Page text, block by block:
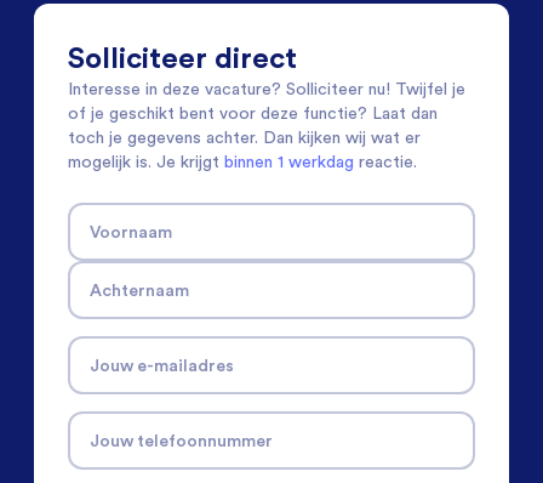
Solliciteer direct
Interesse in deze vacature? Solliciteer nu! Twijfel je
of je geschikt bent voor deze functie? Laat dan
toch je gegevens achter. Dan kijken wij wat er
mogelijk is. Je krijgt binnen 1 werkdag reactie.
Voornaam
Achternaam
Jouw e-mailadres
Jouw telefoonnummer